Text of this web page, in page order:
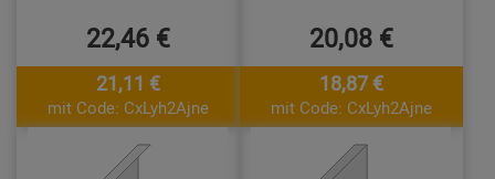
22,46 €
21,11 €
mit Code: CxLyh2Ajne
20,08 €
18,87 €
mit Code: CxLyh2Ajne